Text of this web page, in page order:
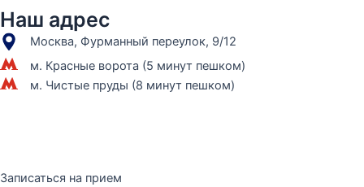
Наш адрес
Москва, Фурманный переулок, 9/12
м. Красные ворота (5 минут пешком)
м. Чистые пруды (8 минут пешком)
Записаться на прием